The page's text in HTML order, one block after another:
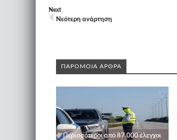
Next
Νεότερη ανάρτηση
ΠΑΡΟΜΟΙΑ ΑΡΘΡΑ
Περισσότεροι από 87.000 έλεγχοι